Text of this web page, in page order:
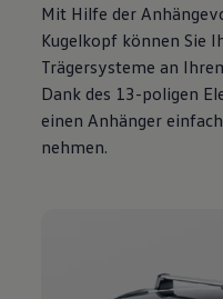
Mit Hilfe der
Kugelkopf können Sie
Trägersysteme an
Dank des 13-poligen
einen Anhänger
nehmen.